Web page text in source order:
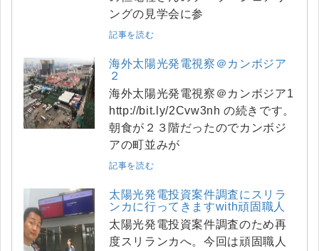
ングの見学会に参
記事を読む
海外太陽光発電視察＠カンボジア
２
海外太陽光発電視察＠カンボジア1
http://bit.ly/2Cvw3nh の続きです。
朝食が２３階だったのでカンボジ
アの町並みが
記事を読む
太陽光発電投資案件調査にスリラ
ンカに行ってきますwith頑固職人
太陽光発電投資案件調査のため再
度スリランカへ。今回は頑固職人